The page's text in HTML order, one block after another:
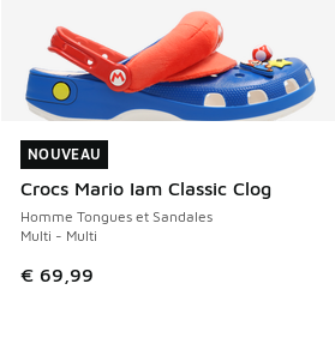
NOUVEAU
Crocs Mario Iam Classic Clog
Homme Tongues et Sandales
Multi - Multi
€ 69,99
NOUVEAU